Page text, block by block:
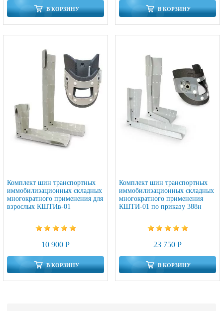
В КОРЗИНУ В КОРЗИНУ
Комплект шин транспортных
иммобилизационных складных
многократного применения для
взрослых КШТИв-01
10 900 Р
В КОРЗИНУ
Комплект шин транспортных
иммобилизационных складных
многократного применения
КШТИ-01 по приказу 388н
23 750 Р
В КОРЗИНУ